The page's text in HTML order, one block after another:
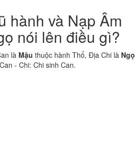
hành và Nạp Âm
nói lên điều gì?
là Mậu thuộc hành Thổ, Địa Chi là Ngọ
- Chi: Chi sinh Can.